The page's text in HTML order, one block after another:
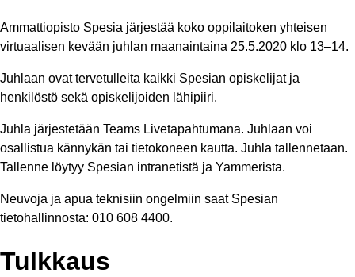
Ammattiopisto Spesia järjestää koko oppilaitoken yhteisen
virtuaalisen kevään juhlan maanaintaina 25.5.2020 klo 13–14.
Juhlaan ovat tervetulleita kaikki Spesian opiskelijat ja
henkilöstö sekä opiskelijoiden lähipiiri.
Juhla järjestetään Teams Livetapahtumana. Juhlaan voi
osallistua kännykän tai tietokoneen kautta. Juhla tallennetaan.
Tallenne löytyy Spesian intranetistä ja Yammerista.
Neuvoja ja apua teknisiin ongelmiin saat Spesian
tietohallinnosta: 010 608 4400.
Tulkkaus